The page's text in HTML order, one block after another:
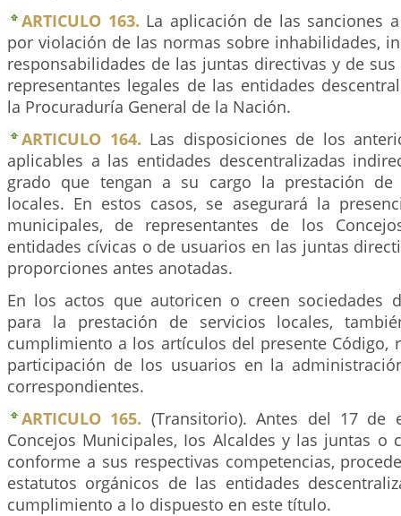
ARTICULO 163. La aplicación de las sanciones
por violación de las normas sobre inhabilidades,
responsabilidades de las juntas directivas y de
representantes legales de las entidades
la Procuraduría General de la Nación.
ARTICULO 164. Las disposiciones de los
aplicables a las entidades descentralizadas
grado que tengan a su cargo la prestación de
locales. En estos casos, se asegurará la
municipales, de representantes de los
entidades cívicas o de usuarios en las juntas
proporciones antes anotadas.
En los actos que autoricen o creen sociedades
para la prestación de servicios locales,
cumplimiento a los artículos del presente Código,
participación de los usuarios en la
correspondientes.
ARTICULO 165. (Transitorio). Antes del 17 de
Concejos Municipales, Ios Alcaldes y las juntas o
conforme a sus respectivas competencias,
estatutos orgánicos de las entidades
cumplimiento a lo dispuesto en este título.